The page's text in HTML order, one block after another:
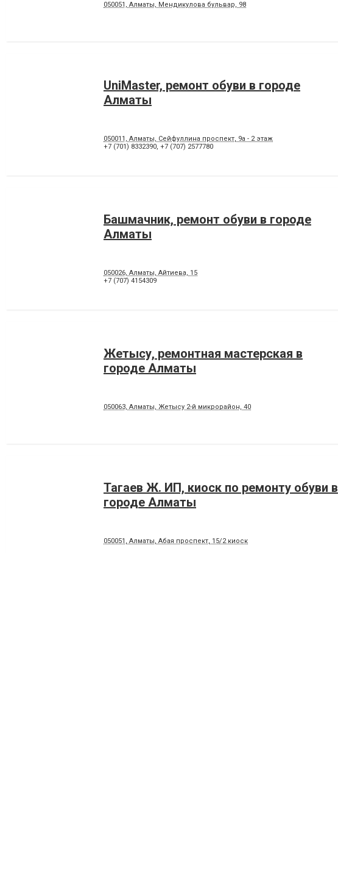
050051, Алматы, Мендикулова бульвар, 98
UniMaster, ремонт обуви в городе
Алматы
050011, Алматы, Сейфуллина проспект, 9а - 2 этаж
+7 (701) 8332390, +7 (707) 2577780
Башмачник, ремонт обуви в городе
Алматы
050026, Алматы, Айтиева, 15
+7 (707) 4154309
Жетысу, ремонтная мастерская в
городе Алматы
050063, Алматы, Жетысу 2-й микрорайон, 40
Тагаев Ж. ИП, киоск по ремонту обуви в
городе Алматы
050051, Алматы, Абая проспект, 15/2 киоск